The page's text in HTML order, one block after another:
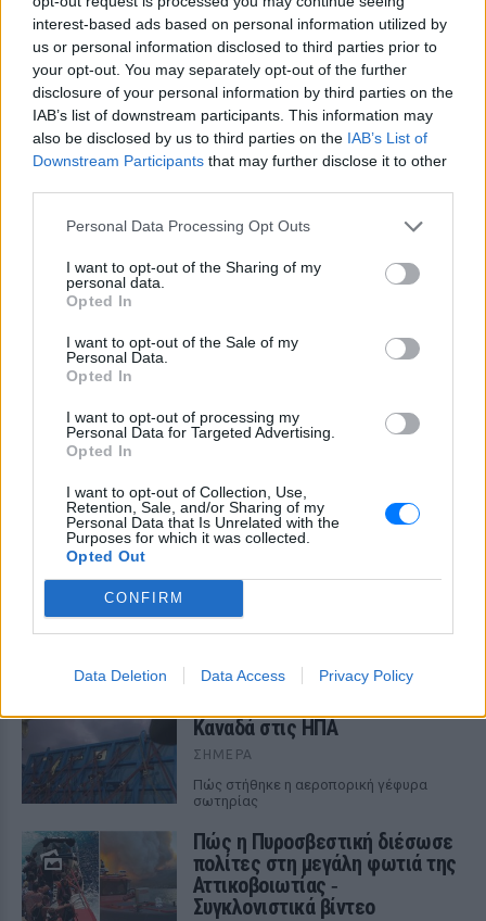
interest-based ads based on personal information utilized by
us or personal information disclosed to third parties prior to
your opt-out. You may separately opt-out of the further
disclosure of your personal information by third parties on the
IAB’s list of downstream participants. This information may
also be disclosed by us to third parties on the IAB’s List of
Downstream Participants that may further disclose it to other
Personal Data Processing Opt Outs
I want to opt-out of the Sharing of my
personal data.
Opted In
I want to opt-out of the Sale of my
Personal Data.
Opted In
I want to opt-out of processing my
Personal Data for Targeted Advertising.
Opted In
I want to opt-out of Collection, Use,
Retention, Sale, and/or Sharing of my
Personal Data that Is Unrelated with the
Purposes for which it was collected.
Opted Out
CONFIRM
Data Deletion Data Access Privacy Policy
Βούτηξε ο μπάρμαν για να τον
ανασύρει
Ο ιδιοκτήτης του beach bar και οι γονείς
του μικρού προσήχθησαν από τις αρχές -
σύμφωνα με πληροφορίες, κανείς δεν
βρισκόταν κοντά στο παιδί εκείνη την
ώρα
Καύσιμα «φωτιά»: Η βενζίνη ξεπερνά τα 2
ευρώ το λίτρο παρά την πτώση του αργού
πετρελαίου διεθνώς
Οι διεθνείς τιμές του αργού πετρελαίου υποχωρούν, αλλά
στα πρατήρια οι τιμές δεν ακολουθούν
Το νέο καλοκαιρινό κόλπο των
ΣΉΜΕΡΑ
Tι λέει η ΕΛ.ΑΣ. για την προστασία του
Ιστορική μεταφορά 30
Καναδά στις ΗΠΑ
ΣΉΜΕΡΑ
Πώς στήθηκε η αεροπορική γέφυρα
σωτηρίας
Πώς η Πυροσβεστική διέσωσε
πολίτες στη μεγάλη φωτιά της
Αττικοβοιωτίας ‑
Συγκλονιστικά βίντεο